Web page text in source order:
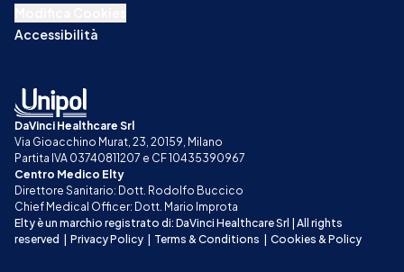
Accessibilità
DaVinci Healthcare Srl
Via Gioacchino Murat, 23, 20159, Milano
Partita IVA 03740811207 e CF 10435390967
Centro Medico Elty
Direttore Sanitario: Dott. Rodolfo Buccico
Chief Medical Officer: Dott. Mario Improta
Elty è un marchio registrato di: DaVinci Healthcare Srl | All rights
reserved
Privacy Policy Terms & Conditions Cookies & Policy